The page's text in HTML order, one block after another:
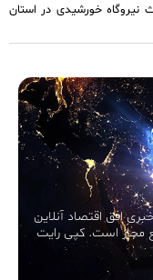
احداث نیروگاه خورشیدی در استان
افق اقتصاد آنلاین
مجاز است. کپی رایت